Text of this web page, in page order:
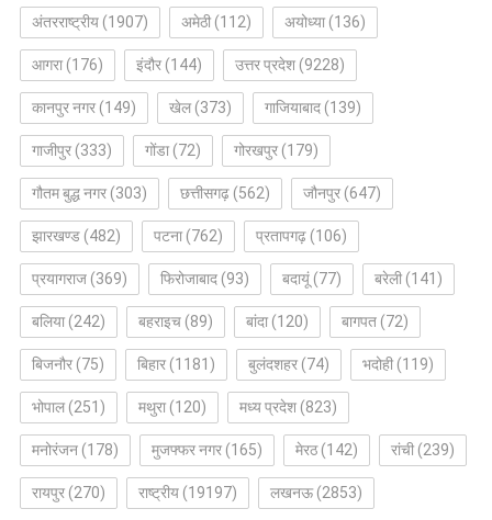
अंतरराष्ट्रीय(1907) अमेठी(112) अयोध्या(136)
आगरा(176) इंदौर(144) उत्तर प्रदेश(9228)
कानपुर नगर(149) खेल(373) गाजियाबाद(139)
गाजीपुर(333) गोंडा(72) गोरखपुर(179)
गौतम बुद्ध नगर(303) छत्तीसगढ़(562) जौनपुर(647)
झारखण्ड(482) पटना(762) प्रतापगढ़(106)
प्रयागराज(369) फिरोजाबाद(93) बदायूं(77) बरेली(141)
बलिया(242) बहराइच(89) बांदा(120) बागपत(72)
बिजनौर(75) बिहार(1181) बुलंदशहर(74) भदोही(119)
भोपाल(251) मथुरा(120) मध्य प्रदेश(823)
मनोरंजन(178) मुजफ्फर नगर(165) मेरठ(142) रांची(239)
रायपुर(270) राष्ट्रीय(19197) लखनऊ(2853)